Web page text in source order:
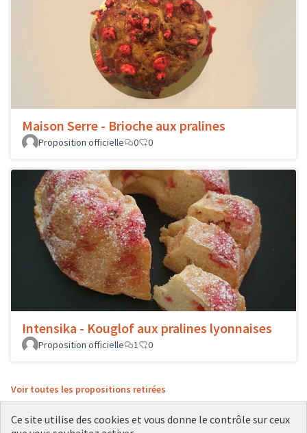
Maison Serre - Brioche aux pralines
Proposition officielle 0 0
Intensika - Kouglof aux pralines lyonnaises
Proposition officielle 1 0
Voir toutes les propositions retirées
Ce site utilise des cookies et vous donne le contrôle sur ceux